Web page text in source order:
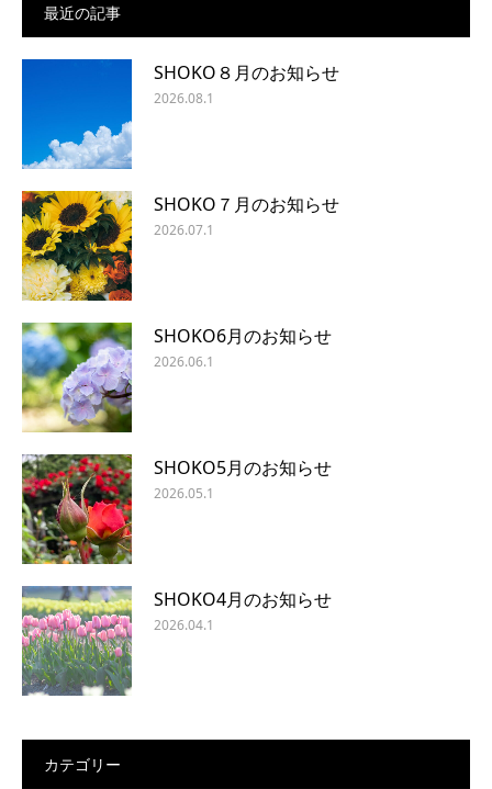
最近の記事
SHOKO８月のお知らせ
2026.08.1
SHOKO７月のお知らせ
2026.07.1
SHOKO6月のお知らせ
2026.06.1
SHOKO5月のお知らせ
2026.05.1
SHOKO4月のお知らせ
2026.04.1
カテゴリー